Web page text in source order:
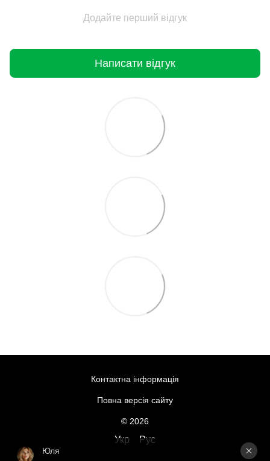
Додайте перший відгук
Написати відгук
Контактна інформація
Повна версія сайту
© 2026
Укр Рус
Юля